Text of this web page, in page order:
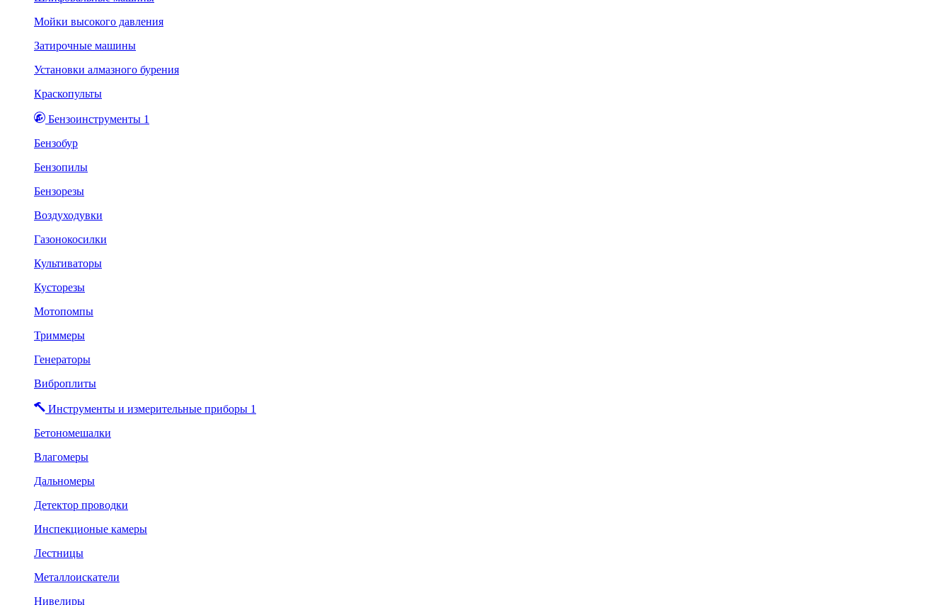
Мойки высокого давления
Затирочные машины
Установки алмазного бурения
Краскопульты
Бензоинструменты 1
Бензобур
Бензопилы
Бензорезы
Воздуходувки
Газонокосилки
Культиваторы
Кусторезы
Мотопомпы
Триммеры
Генераторы
Виброплиты
Инструменты и измерительные приборы 1
Бетономешалки
Влагомеры
Дальномеры
Детектор проводки
Инспекционые камеры
Лестницы
Металлоискатели
Нивелиры